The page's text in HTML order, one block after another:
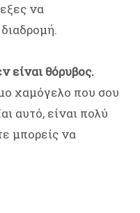
να
είναι θόρυβος.
χαμόγελο που σου
αυτό, είναι πολύ
μπορείς να